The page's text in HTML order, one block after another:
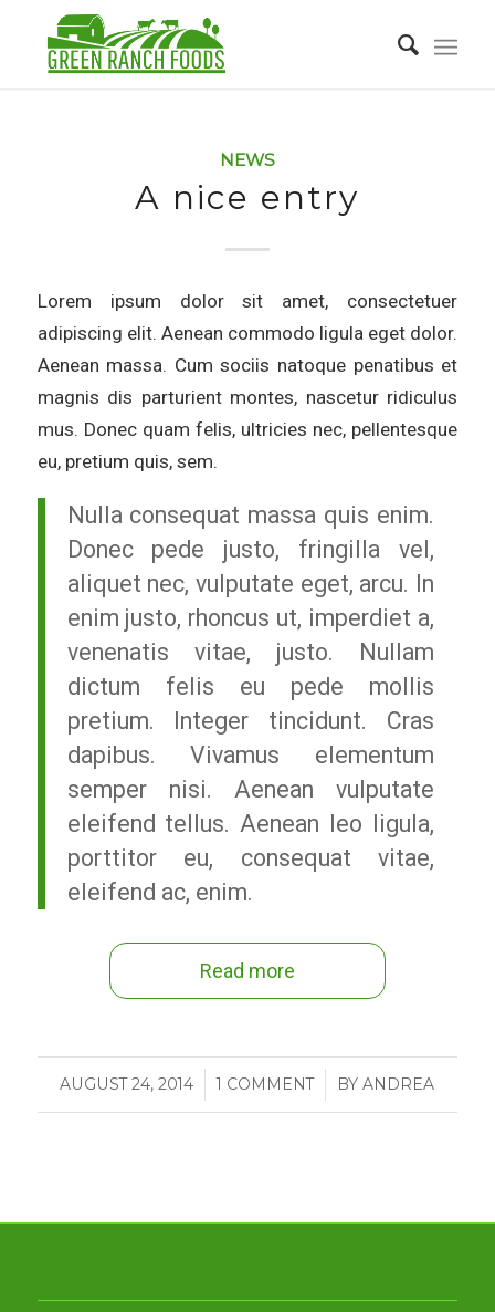
NEWS
A nice entry
Lorem ipsum dolor sit amet, consectetuer
adipiscing elit. Aenean commodo ligula eget dolor.
Aenean massa. Cum sociis natoque penatibus et
magnis dis parturient montes, nascetur ridiculus
mus. Donec quam felis, ultricies nec, pellentesque
eu, pretium quis, sem.
Nulla consequat massa quis enim.
Donec pede justo, fringilla vel,
aliquet nec, vulputate eget, arcu. In
enim justo, rhoncus ut, imperdiet a,
venenatis vitae, justo. Nullam
dictum felis eu pede mollis
pretium. Integer tincidunt. Cras
dapibus. Vivamus elementum
semper nisi. Aenean vulputate
eleifend tellus. Aenean leo ligula,
porttitor eu, consequat vitae,
eleifend ac, enim.
Read more
AUGUST 24, 2014
/ 1 COMMENT
/ BYANDREA